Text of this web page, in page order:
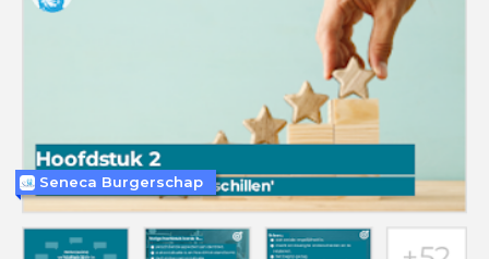
Seneca Burgerschap